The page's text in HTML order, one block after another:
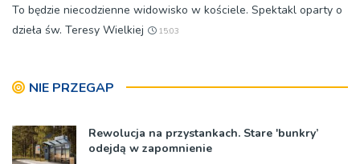
To będzie niecodzienne widowisko w kościele. Spektakl oparty o
dzieła św. Teresy Wielkiej
15:03
NIE PRZEGAP
Rewolucja na przystankach. Stare 'bunkry’
odejdą w zapomnienie